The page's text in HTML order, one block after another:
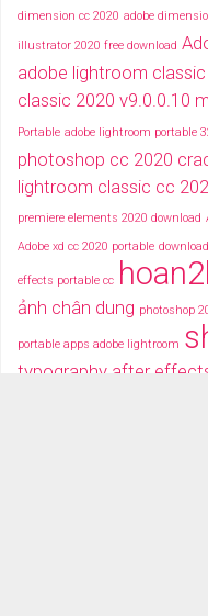
dimension cc 2020 adobe
illustrator 2020 free download
adobe lightroom
classic 2020 v9.0.0.10
Portable adobe lightroom portable
photoshop cc 2020
lightroom classic cc
premiere elements 2020 download
Adobe xd cc 2020 portable
effects portable cc
ảnh chân dung photoshop
portable apps adobe lightroom
typography after